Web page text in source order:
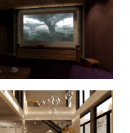
lake
lake